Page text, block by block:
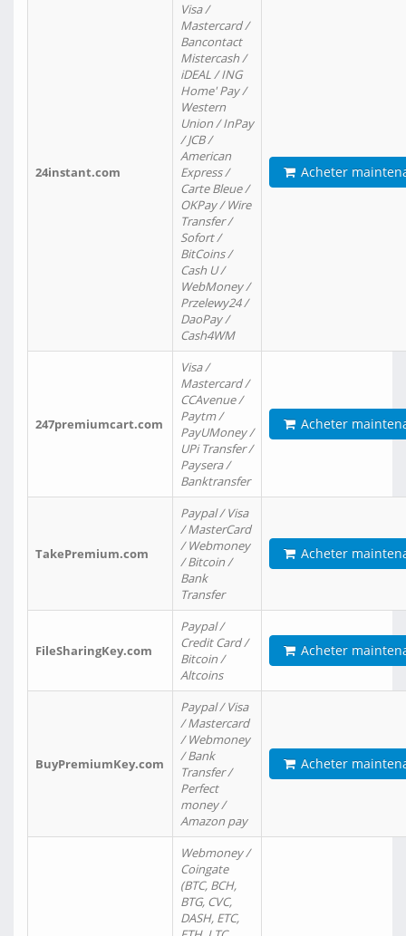
24instant.com
Visa /
Mastercard /
Bancontact
Mistercash /
iDEAL / ING
Home' Pay /
Western
Union / InPay
/ JCB /
American
Express /
Carte Bleue /
OKPay / Wire
Transfer /
Sofort /
BitCoins /
Cash U /
WebMoney /
Przelewy24 /
DaoPay /
Cash4WM
Acheter
247premiumcart.com
Visa /
Mastercard /
CCAvenue /
Paytm /
PayUMoney /
UPi Transfer /
Paysera /
Banktransfer
Acheter
TakePremium.com
Paypal / Visa
/ MasterCard
/ Webmoney
/ Bitcoin /
Bank
Transfer
Acheter
FileSharingKey.com
Paypal /
Credit Card /
Bitcoin /
Altcoins
Acheter
BuyPremiumKey.com
Paypal / Visa
/ Mastercard
/ Webmoney
/ Bank
Transfer /
Perfect
money /
Amazon pay
Acheter
Webmoney /
Coingate
(BTC, BCH,
BTG, CVC,
DASH, ETC,